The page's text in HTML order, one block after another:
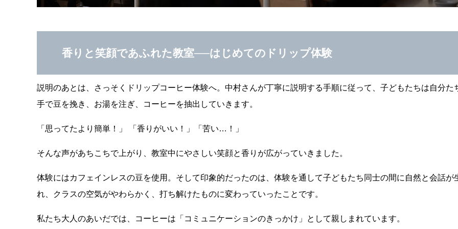
香りと笑顔であふれた教室──はじめてのドリップ体験
説明のあとは、さっそくドリップコーヒー体験へ。中村さんが丁寧に説明する手順に従って、子どもたちは自分た
手で豆を挽き、お湯を注ぎ、コーヒーを抽出していきます。
「思ってたより簡単！」 「香りがいい！」「苦い…！」
そんな声があちこちで上がり、教室中にやさしい笑顔と香りが広がっていきました。
体験にはカフェインレスの豆を使用。そして印象的だったのは、体験を通して子どもたち同士の間に自然と会話が
れ、クラスの空気がやわらかく、打ち解けたものに変わっていったことです。
私たち大人のあいだでは、コーヒーは「コミュニケーションのきっかけ」として親しまれています。